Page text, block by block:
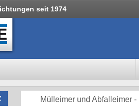
seit 1974
Mülleimer und Abfalleimer